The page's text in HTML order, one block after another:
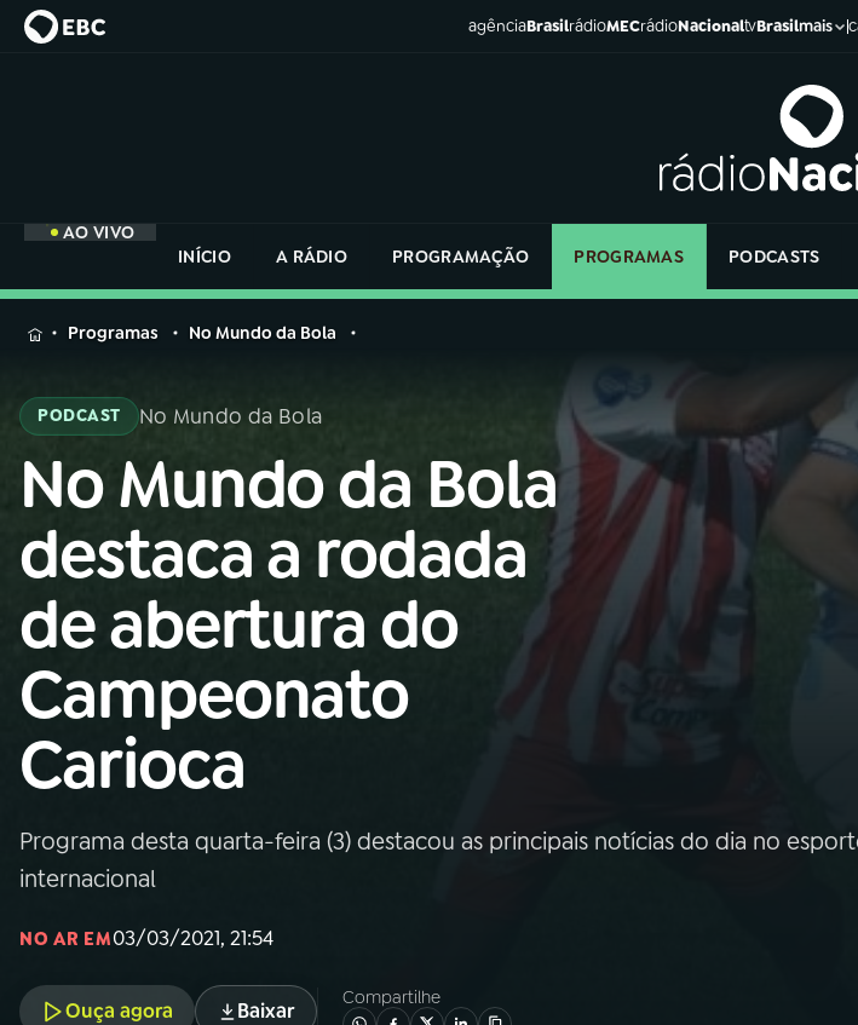
agênciaBrasilrádioMECrádioNacionaltvBrasilmais
AO VIVO
INÍCIO
A RÁDIO PROGRAMAÇÃO PROGRAMAS PODCASTS
MENU
Buscar
na
Rádio
Nacional
01 INÍCIO
02A RÁDIO
03PROGRAMAÇÃO
04PROGRAMAS
05 PODCASTS
06VIDEOCASTS
na
Rádio
Programas No Mundo da Bola
PODCAST No Mundo da Bola
No Mundo da Bola
destaca a rodada
de abertura do
Campeonato
Carioca
Programa desta quarta-feira (3) destacou as principais notícias do dia no
internacional
NO AR EM03/03/2021, 21:54
Ouça agora Baixar
Compartilhe